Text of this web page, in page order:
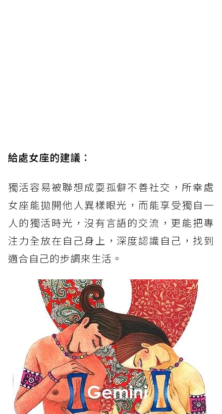
給處女座的建議 ：
獨活容易被聯想成耍孤僻不善社交，所幸處
女座能拋開他人異樣眼光，而能享受獨自一
人的獨活時光，沒有言語的交流，更能把專
注力全放在自己身上，深度認識自己，找到
適合自己的步調來生活。